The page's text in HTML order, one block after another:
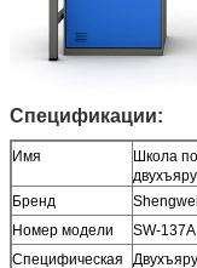
Спецификации:
Имя
Школа
Бренд
Shengwei
Номер модели
SW-137A
Специфическая